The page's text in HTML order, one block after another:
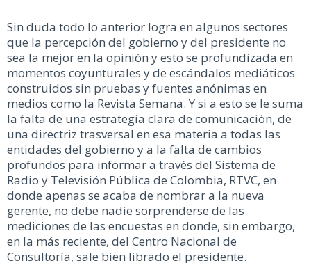
Sin duda todo lo anterior logra en algunos sectores
que la percepción del gobierno y del presidente no
sea la mejor en la opinión y esto se profundizada en
momentos coyunturales y de escándalos mediáticos
construidos sin pruebas y fuentes anónimas en
medios como la Revista Semana. Y si a esto se le suma
la falta de una estrategia clara de comunicación, de
una directriz trasversal en esa materia a todas las
entidades del gobierno y a la falta de cambios
profundos para informar a través del Sistema de
Radio y Televisión Pública de Colombia, RTVC, en
donde apenas se acaba de nombrar a la nueva
gerente, no debe nadie sorprenderse de las
mediciones de las encuestas en donde, sin embargo,
en la más reciente, del Centro Nacional de
Consultoría, sale bien librado el presidente.